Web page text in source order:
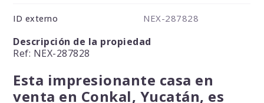
ID externo NEX-287828
Descripción de la propiedad
Ref: NEX-287828
Esta impresionante casa en
venta en Conkal, Yucatán, es